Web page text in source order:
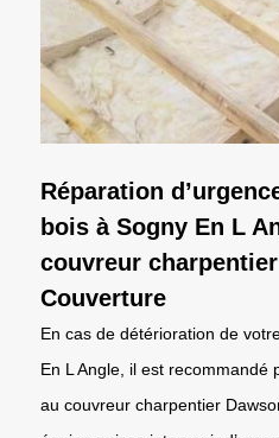
Réparation
bois à Sogny En L
couvreur
Couverture
En cas de détérioration de
En L Angle, il est recommandé
au couvreur charpentier